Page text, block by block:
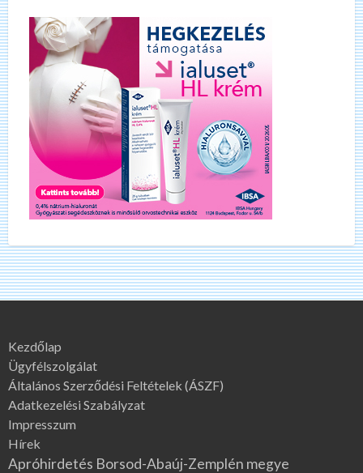
Kezdőlap
Ügyfélszolgálat
Általános Szerződési Feltételek (ÁSZF)
Adatkezelési Szabályzat
Impresszum
Hírek
Apróhirdetés Borsod-Abaúj-Zemplén megye